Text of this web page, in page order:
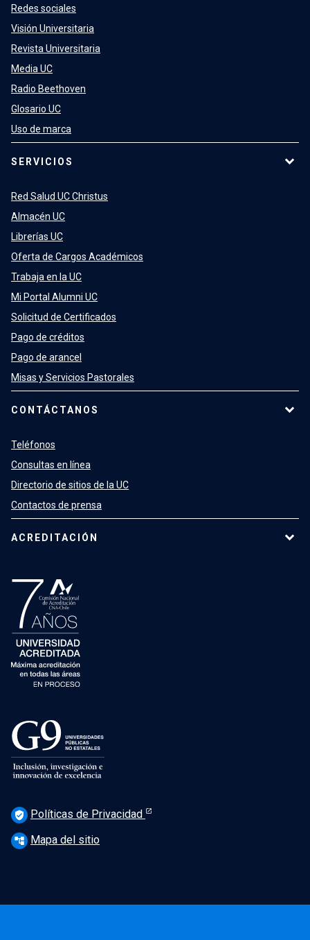
Redes sociales
Visión Universitaria
Revista Universitaria
Media UC
Radio Beethoven
Glosario UC
Uso de marca
SERVICIOS
Red Salud UC Christus
Almacén UC
Librerías UC
Oferta de Cargos Académicos
Trabaja en la UC
Mi Portal Alumni UC
Solicitud de Certificados
Pago de créditos
Pago de arancel
Misas y Servicios Pastorales
CONTÁCTANOS
Teléfonos
Consultas en línea
Directorio de sitios de la UC
Contactos de prensa
ACREDITACIÓN
verified_user Políticas de Privacidad
account_tree Mapa del sitio